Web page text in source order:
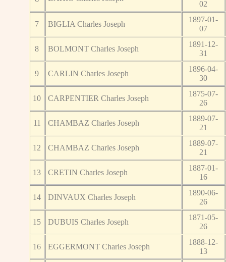
02
7 BIGLIA Charles Joseph
1897-01-
07
8 BOLMONT Charles Joseph
1891-12-
31
9 CARLIN Charles Joseph
1896-04-
30
10 CARPENTIER Charles Joseph
1875-07-
26
11 CHAMBAZ Charles Joseph
1889-07-
21
12 CHAMBAZ Charles Joseph
1889-07-
21
13 CRETIN Charles Joseph
1887-01-
16
14 DINVAUX Charles Joseph
1890-06-
26
15 DUBUIS Charles Joseph
1871-05-
26
16 EGGERMONT Charles Joseph
1888-12-
13